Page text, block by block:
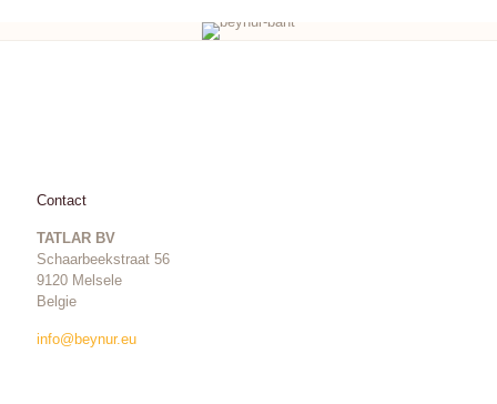
Contact
TATLAR BV
Schaarbeekstraat 56
9120 Melsele
Belgie
info@beynur.eu